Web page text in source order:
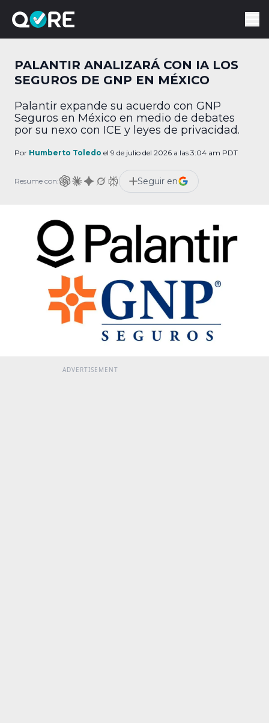
PALANTIR ANALIZARÁ CON IA LOS
SEGUROS DE GNP EN MÉXICO
Palantir expande su acuerdo con GNP
Seguros en México en medio de debates
por su nexo con ICE y leyes de privacidad.
Por Humberto Toledo el 9 de julio del 2026 a las 3:04 am PDT
Resume con: Seguir en